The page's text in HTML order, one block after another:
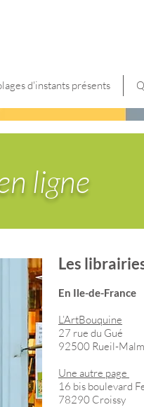
d'instants présents
ligne
Les
En Ile-de-France
L’ArtBouquine
27 rue du Gué
92500 Rueil-
Une autre page
16 bis boulevard
78290 Croissy